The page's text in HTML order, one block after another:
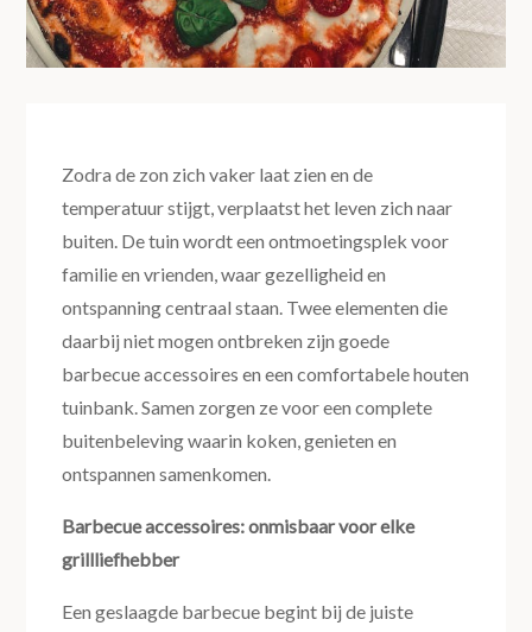
Zodra de zon zich vaker laat zien en de
temperatuur stijgt, verplaatst het leven zich naar
buiten. De tuin wordt een ontmoetingsplek voor
familie en vrienden, waar gezelligheid en
ontspanning centraal staan. Twee elementen die
daarbij niet mogen ontbreken zijn goede
barbecue accessoires en een comfortabele houten
tuinbank. Samen zorgen ze voor een complete
buitenbeleving waarin koken, genieten en
ontspannen samenkomen.
Barbecue accessoires: onmisbaar voor elke
grillliefhebber
Een geslaagde barbecue begint bij de juiste